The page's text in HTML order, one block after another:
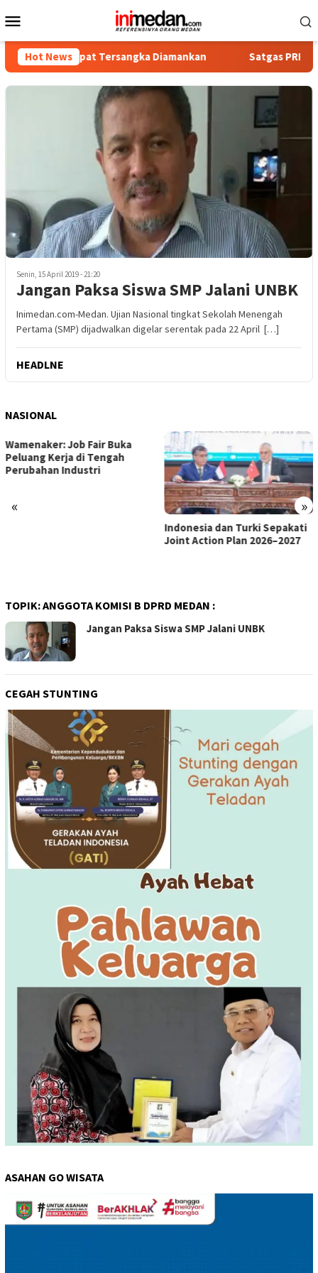
ke
Mobile
Hot News
Empat Tersangka Diamankan Satgas PRR Pacu
Senin, 15 April 2019 - 21:20
Jangan Paksa Siswa SMP Jalani UNBK
Inimedan.com-Medan. Ujian Nasional tingkat Sekolah Menengah
Pertama (SMP) dijadwalkan digelar serentak pada 22 April […]
HEADLNE
NASIONAL
« »
Satgas PRR Pacu Realisasi
Tambahan TKD Aceh Rp1,65
TOPIK:ANGGOTA KOMISI B DPRD MEDAN :
Jangan Paksa Siswa SMP Jalani UNBK
CEGAH STUNTING
ASAHAN GO WISATA
Pemutar
Video